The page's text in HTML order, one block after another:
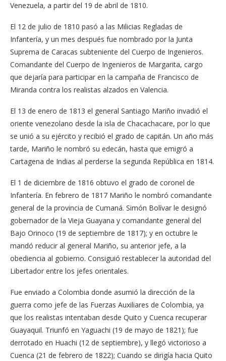
Venezuela, a partir del 19 de abril de 1810.
El 12 de julio de 1810 pasó a las Milicias Regladas de
Infantería, y un mes después fue nombrado por la Junta
Suprema de Caracas subteniente del Cuerpo de Ingenieros.
Comandante del Cuerpo de Ingenieros de Margarita, cargo
que dejaría para participar en la campaña de Francisco de
Miranda contra los realistas alzados en Valencia.
El 13 de enero de 1813 el general Santiago Mariño invadió el
oriente venezolano desde la isla de Chacachacare, por lo que
se unió a su ejército y recibió el grado de capitán. Un año más
tarde, Mariño le nombró su edecán, hasta que emigró a
Cartagena de Indias al perderse la segunda República en 1814.
El 1 de diciembre de 1816 obtuvo el grado de coronel de
Infantería. En febrero de 1817 Mariño le nombró comandante
general de la provincia de Cumaná. Simón Bolívar le designó
gobernador de la Vieja Guayana y comandante general del
Bajo Orinoco (19 de septiembre de 1817); y en octubre le
mandó reducir al general Mariño, su anterior jefe, a la
obediencia al gobierno. Consiguió restablecer la autoridad del
Libertador entre los jefes orientales.
Fue enviado a Colombia donde asumió la dirección de la
guerra como jefe de las Fuerzas Auxiliares de Colombia, ya
que los realistas intentaban desde Quito y Cuenca recuperar
Guayaquil. Triunfó en Yaguachi (19 de mayo de 1821); fue
derrotado en Huachi (12 de septiembre), y llegó victorioso a
Cuenca (21 de febrero de 1822); Cuando se dirigía hacia Quito